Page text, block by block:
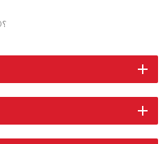
هل تعرف تطبيقات معصمه RFID؟